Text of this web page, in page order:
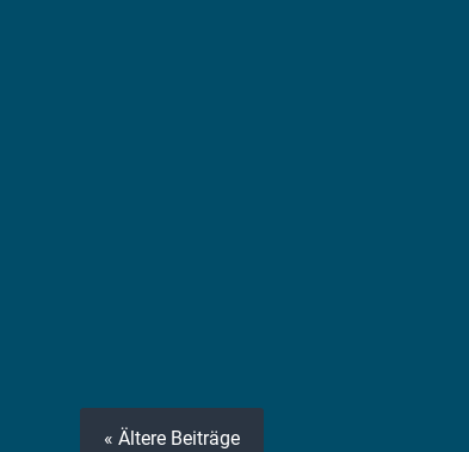
« Ältere Beiträge